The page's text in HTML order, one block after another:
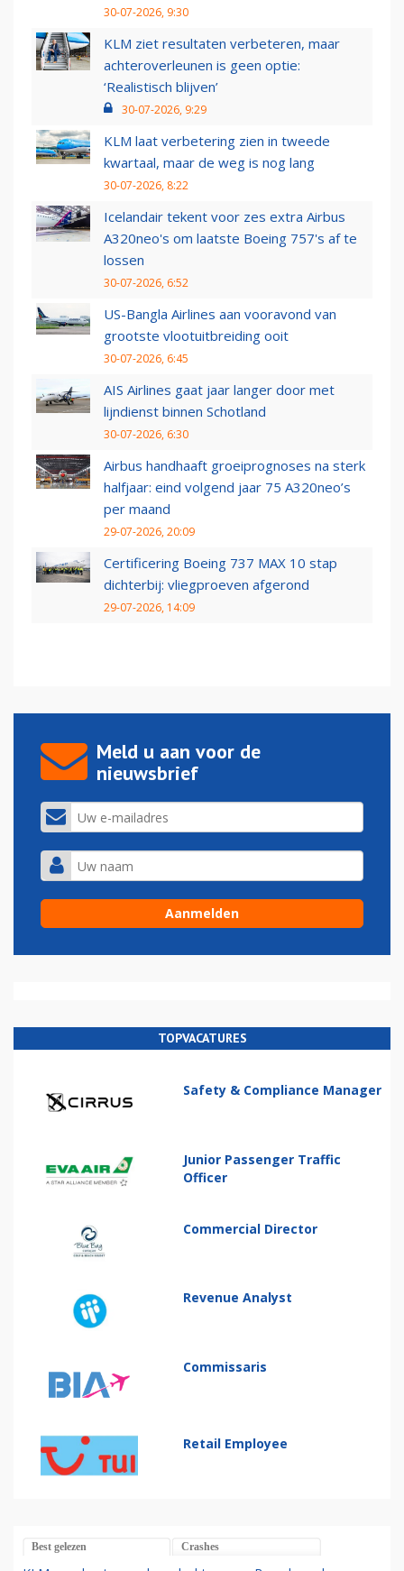
30-07-2026, 9:30
KLM ziet resultaten verbeteren, maar
achteroverleunen is geen optie:
‘Realistisch blijven’
30-07-2026, 9:29
KLM laat verbetering zien in tweede
kwartaal, maar de weg is nog lang
30-07-2026, 8:22
Icelandair tekent voor zes extra Airbus
A320neo's om laatste Boeing 757's af te
lossen
30-07-2026, 6:52
US-Bangla Airlines aan vooravond van
grootste vlootuitbreiding ooit
30-07-2026, 6:45
AIS Airlines gaat jaar langer door met
lijndienst binnen Schotland
30-07-2026, 6:30
Airbus handhaaft groeiprognoses na sterk
halfjaar: eind volgend jaar 75 A320neo’s
per maand
29-07-2026, 20:09
Certificering Boeing 737 MAX 10 stap
dichterbij: vliegproeven afgerond
29-07-2026, 14:09
Meld u aan voor de
nieuwsbrief
TOPVACATURES
Safety & Compliance Manager
Junior Passenger Traffic
Officer
Commercial Director
Revenue Analyst
Commissaris
Retail Employee
Best gelezen Crashes